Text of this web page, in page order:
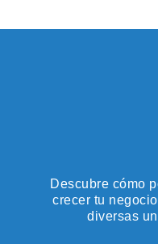
Descubre cómo
crecer tu
diversas